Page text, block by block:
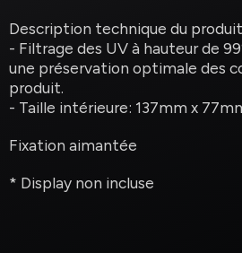
Description technique du
- Filtrage des UV à hauteur de
une préservation optimale des
produit.
- Taille intérieure: 137mm x
Fixation aimantée
* Display non incluse